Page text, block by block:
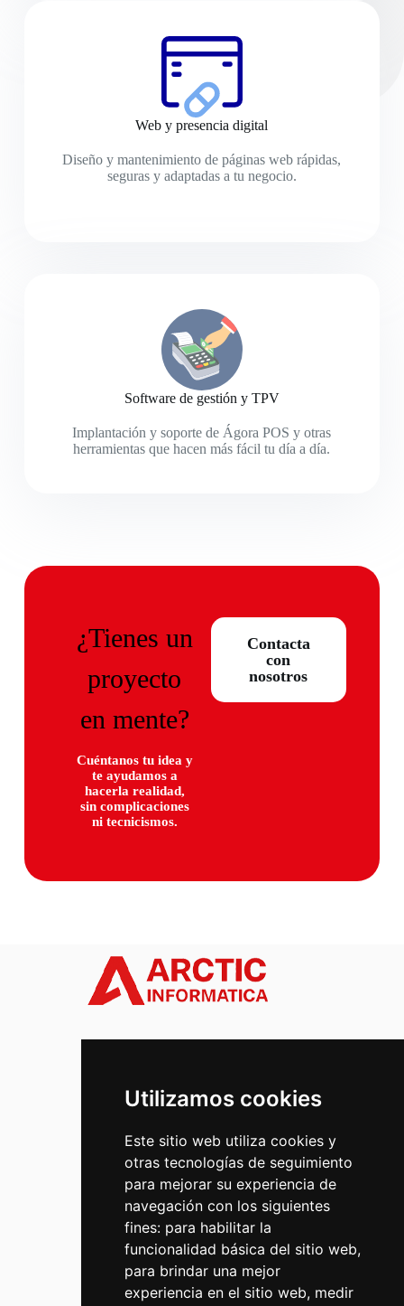
Utilizamos cookies
Este sitio web utiliza cookies y
otras tecnologías de seguimiento
para mejorar su experiencia de
navegación con los siguientes
fines: para habilitar la
funcionalidad básica del sitio web,
para brindar una mejor
experiencia en el sitio web, medir
Web y presencia digital
Diseño y mantenimiento de páginas web rápidas,
seguras y adaptadas a tu negocio.
Software de gestión y TPV
Implantación y soporte de Ágora POS y otras
herramientas que hacen más fácil tu día a día.
¿Tienes un
proyecto
en mente?
Cuéntanos tu idea y
te ayudamos a
hacerla realidad,
sin complicaciones
ni tecnicismos.
Contacta
con
nosotros
Tecnología clara.
Soluciones concretas.
Inicio
Contacto